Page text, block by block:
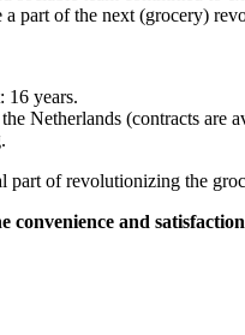
a part of the next (grocery)
16 years.
Netherlands (contracts are
part of revolutionizing the
convenience and